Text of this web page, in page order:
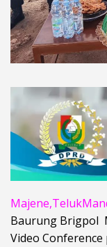
Baurung Brigpol
Video